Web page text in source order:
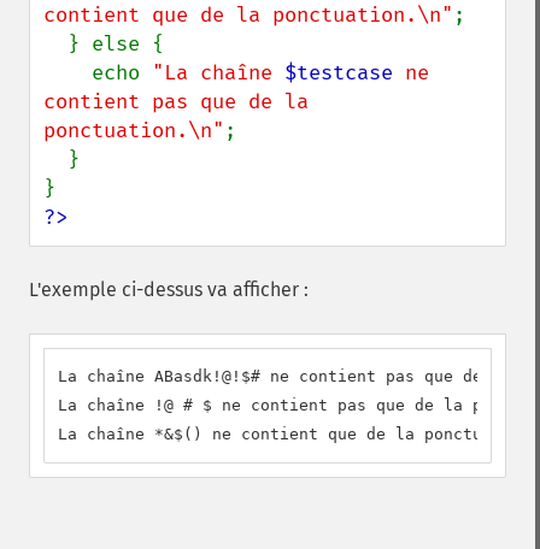
contient que de la ponctuation.\n" ;
    echo
"La chaîne $testcase ne
contient pas que de la
ponctuation.\n" ;
?>
L'exemple ci-dessus va afficher :
La chaîne ABasdk!@!$# ne contient pas que de la
La chaîne !@ # $ ne contient pas que de la
La chaîne *&$() ne contient que de la ponctuation.